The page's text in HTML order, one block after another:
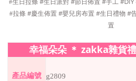
#生日拉條 生日派對 節日佈置 手工
#拉條 #慶生佈置 #嬰兒房布置 #生日禮物 #
置
幸福朵朵 ＊ zakka雜貨
產品編號 g2809